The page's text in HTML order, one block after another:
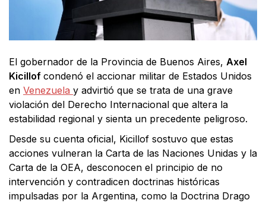
El gobernador de la Provincia de Buenos Aires, Axel
Kicillof condenó el accionar militar de Estados Unidos
en Venezuela y advirtió que se trata de una grave
violación del Derecho Internacional que altera la
estabilidad regional y sienta un precedente peligroso.
Desde su cuenta oficial, Kicillof sostuvo que estas
acciones vulneran la Carta de las Naciones Unidas y la
Carta de la OEA, desconocen el principio de no
intervención y contradicen doctrinas históricas
impulsadas por la Argentina, como la Doctrina Drago